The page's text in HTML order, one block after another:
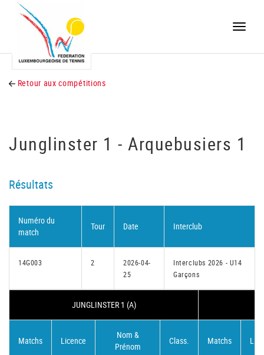
Toggle
Retour aux compétitions
Junglinster 1 - Arquebusiers 1
Résultats
Numéro du
match
Tour Date Interclub
14G003 2
2026-04-
25
Interclubs 2026 - U14
Garçons
JUNGLINSTER 1 (A)
Matchs Licence
Nom &
Prénom
Class. Matchs